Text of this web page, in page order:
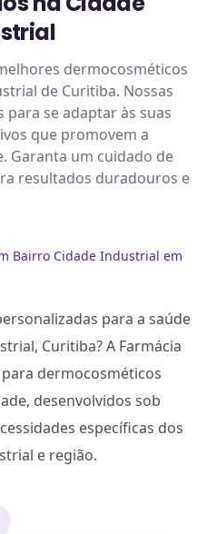
dermocosméticos
de Curitiba. Nossas
para se adaptar às suas
que promovem a
Garanta um cuidado de
resultados duradouros e
Bairro Cidade Industrial em
para a saúde
Curitiba? A Farmácia
dermocosméticos
desenvolvidos sob
específicas dos
e região.